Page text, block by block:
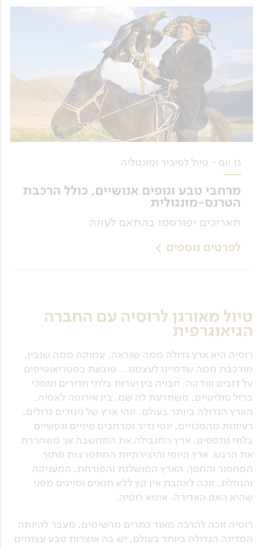
13 יום - טיול לסיביר ומונגוליה
מרחבי טבע ונופים אנושיים, כולל הרכבת
הטרנס-מונגולית
תאריכים יפורסמו בהתאם לעונה
לפרטים נוספים
טיול מאורגן לרוסיה עם החברה
הגיאוגרפית
רוסיה היא ארץ גדולה ממה שנראה, עמוקה ממה שנבין,
מורכבת ממה שדמיינו לעצמנו… טובעת בסטריאוטיפים
על דובים ווודקה, חבויה בין יערות בלתי חדירים ומסכי
ברזל פוליטיים, משתרעת לה שם, בין אירופה לאסיה,
הארץ הגדולה ביותר בעולם. זוהי ארץ של ניגודים גדולים,
רעיונות מהפכניים, יופי נדיר ומרחבים פיזיים ונפשיים
בלתי נתפסים. ארץ המגבילה את המחשבה אך משחררת
את הרגש. ארץ היופי והיצירתיות המתפרצות מתוך
המחסור והחסך. הארץ המושלגת והפורחת, המעניקה
והגוזלת, זוכה לאהבת אין קץ ללא תנאים וסייגים מפני
שהיא האם האדירה. אימא רוסיה.
רוסיה זוכה להרבה מאוד כתרים מרשימים. מעבר להיותה
המדינה הגדולה ביותר בעולם, יש בה אוצרות טבע עצומים